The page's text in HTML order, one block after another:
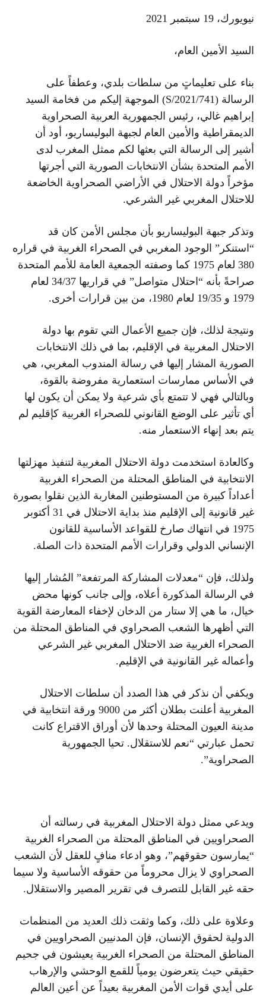
نيويورك، 19 سبتمبر 2021
السيد الأمين العام،
بناء على تعليماتٍ من سلطات بلدي، وعطفاً على
الرسالة (S/2021/741) الموجهة إليكم من فخامة السيد
إبراهيم غالي، رئيس الجمهورية العربية الصحراوية
الديمقراطية والأمين العام لجبهة البوليساريو، أود أن
أشير إلى الرسالة التي بعثها لكم ممثل المغرب لدى
الأمم المتحدة بشأن الانتخابات الصورية التي أجرتها
مؤخراً دولة الاحتلال في الأراضي الصحراوية الخاضعة
للاحتلال المغربي غير الشرعي.
وتذكر جبهة البوليساريو بأن مجلس الأمن كان قد
“استنكر” الوجود المغربي في الصحراء الغربية في قراره
380 لعام 1975 كما وصفته الجمعية العامة للأمم المتحدة
صراحةً بأنه “احتلال متواصل” في قراريها 34/37 لعام
1979 و 19/35 لعام 1980، من بين قرارات أخرى.
ونتيجة لذلك، فإن جميع الأعمال التي تقوم بها دولة
الاحتلال المغربية في الإقليم، بما في ذلك الانتخابات
الصورية المشار إليها في رسالة المندوب المغربي، هي
في الأساس ممارسات استعمارية مفروضة بالقوة،
وبالتالي فهي لا تتمتع بأي شرعية ولا يمكن أن يكون لها
أي تأثير على الوضع القانوني للصحراء الغربية كإقليم لم
يتم بعد إنهاء الاستعمار منه.
وكالعادة استخدمت دولة الاحتلال المغربية لتنفيذ مهزلتها
الانتخابية في المناطق المحتلة من الصحراء الغربية
أعداداً كبيرة من المستوطنين المغاربة الذين نقلوا بصورة
غير قانونية إلى الإقليم منذ بداية الاحتلال في 31 أكتوبر
1975 في انتهاك صارخ للقواعد الأساسية للقانون
الإنساني الدولي وقرارات الأمم المتحدة ذات الصلة.
ولذلك، فإن “معدلات المشاركة المرتفعة” المُشار إليها
في الرسالة المذكورة أعلاه، وإلى جانب كونها محض
خيال، ما هي إلا ستار من الدخان لإخفاء المعارضة القوية
التي أظهرها الشعب الصحراوي في المناطق المحتلة من
الصحراء الغربية ضد الاحتلال المغربي غير الشرعي
وأعماله غير القانونية في الإقليم.
ويكفي أن نذكر في هذا الصدد أن سلطات الاحتلال
المغربية أعلنت بطلان أكثر من 9000 ورقة انتخابية في
مدينة العيون المحتلة وحدها لأن أوراق الاقتراع كانت
تحمل عبارتي “نعم للاستقلال. تحيا الجمهورية
الصحراوية”.
ويدعي ممثل دولة الاحتلال المغربية في رسالته أن
الصحراويين في المناطق المحتلة من الصحراء الغربية
“يمارسون حقوقهم”، وهو ادعاء منافٍ للعقل لأن الشعب
الصحراوي لا يزال محروماً من حقوقه الأساسية ولا سيما
حقه غير القابل للتصرف في تقرير المصير والاستقلال.
وعلاوة على ذلك، وكما وثقت ذلك العديد من المنظمات
الدولية لحقوق الإنسان، فإن المدنيين الصحراويين في
المناطق المحتلة من الصحراء الغربية يعيشون في جحيم
حقيقي حيث يتعرضون يومياً للقمع الوحشي والإرهاب
على أيدي قوات الأمن المغربية بعيداً عن أعين العالم